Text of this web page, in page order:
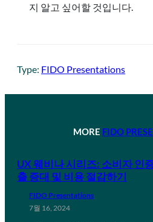
지 알고 싶어할 것입니다.
Type: FIDO Presentations
MORE FIDO
UX 웨비나 시리즈: 소비자 인
출 증대 및 비용 절감하기
FIDO Presentations
7월 16, 2024